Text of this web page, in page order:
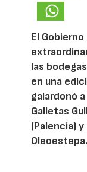
El
las
en una
galardonó
Galletas
(Palencia)
Oleoestepa.